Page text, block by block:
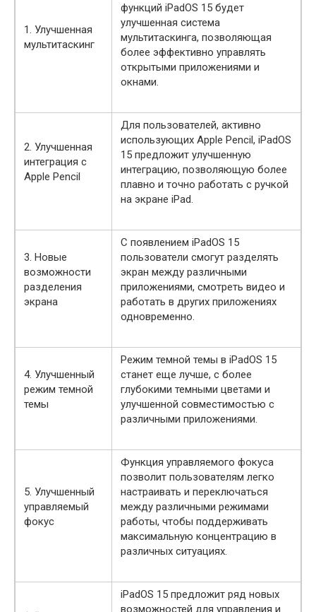
1. Улучшенная
мультитаскинг
функций iPadOS 15 будет
улучшенная система
мультитаскинга, позволяющая
более эффективно управлять
открытыми приложениями и
окнами.
2. Улучшенная
интеграция с
Apple Pencil
Для пользователей, активно
использующих Apple Pencil, iPadOS
15 предложит улучшенную
интеграцию, позволяющую более
плавно и точно работать с ручкой
на экране iPad.
3. Новые
возможности
разделения
экрана
С появлением iPadOS 15
пользователи смогут разделять
экран между различными
приложениями, смотреть видео и
работать в других приложениях
одновременно.
4. Улучшенный
режим темной
темы
Режим темной темы в iPadOS 15
станет еще лучше, с более
глубокими темными цветами и
улучшенной совместимостью с
различными приложениями.
5. Улучшенный
управляемый
фокус
Функция управляемого фокуса
позволит пользователям легко
настраивать и переключаться
между различными режимами
работы, чтобы поддерживать
максимальную концентрацию в
различных ситуациях.
iPadOS 15 предложит ряд новых
возможностей для управления и